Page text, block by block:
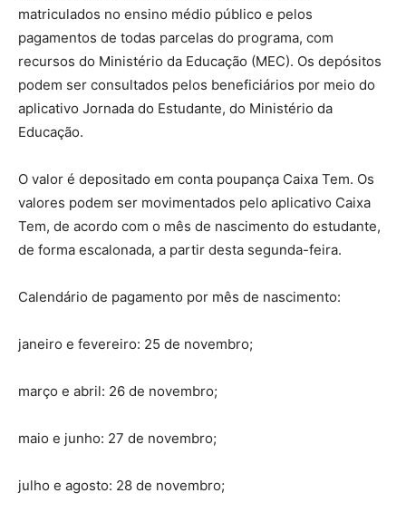
matriculados no ensino médio público e pelos
pagamentos de todas parcelas do programa, com
recursos do Ministério da Educação (MEC). Os depósitos
podem ser consultados pelos beneficiários por meio do
aplicativo Jornada do Estudante, do Ministério da
Educação.
O valor é depositado em conta poupança Caixa Tem. Os
valores podem ser movimentados pelo aplicativo Caixa
Tem, de acordo com o mês de nascimento do estudante,
de forma escalonada, a partir desta segunda-feira.
Calendário de pagamento por mês de nascimento:
janeiro e fevereiro: 25 de novembro;
março e abril: 26 de novembro;
maio e junho: 27 de novembro;
julho e agosto: 28 de novembro;